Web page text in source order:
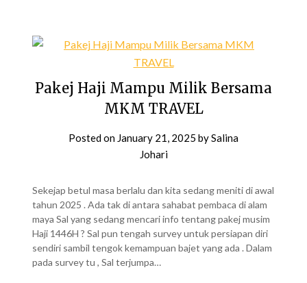
Pakej Haji Mampu Milik Bersama
MKM TRAVEL
Posted on January 21, 2025 bySalina
Johari
Sekejap betul masa berlalu dan kita sedang meniti di awal
tahun 2025 . Ada tak di antara sahabat pembaca di alam
maya Sal yang sedang mencari info tentang pakej musim
Haji 1446H ? Sal pun tengah survey untuk persiapan diri
sendiri sambil tengok kemampuan bajet yang ada . Dalam
pada survey tu , Sal terjumpa…